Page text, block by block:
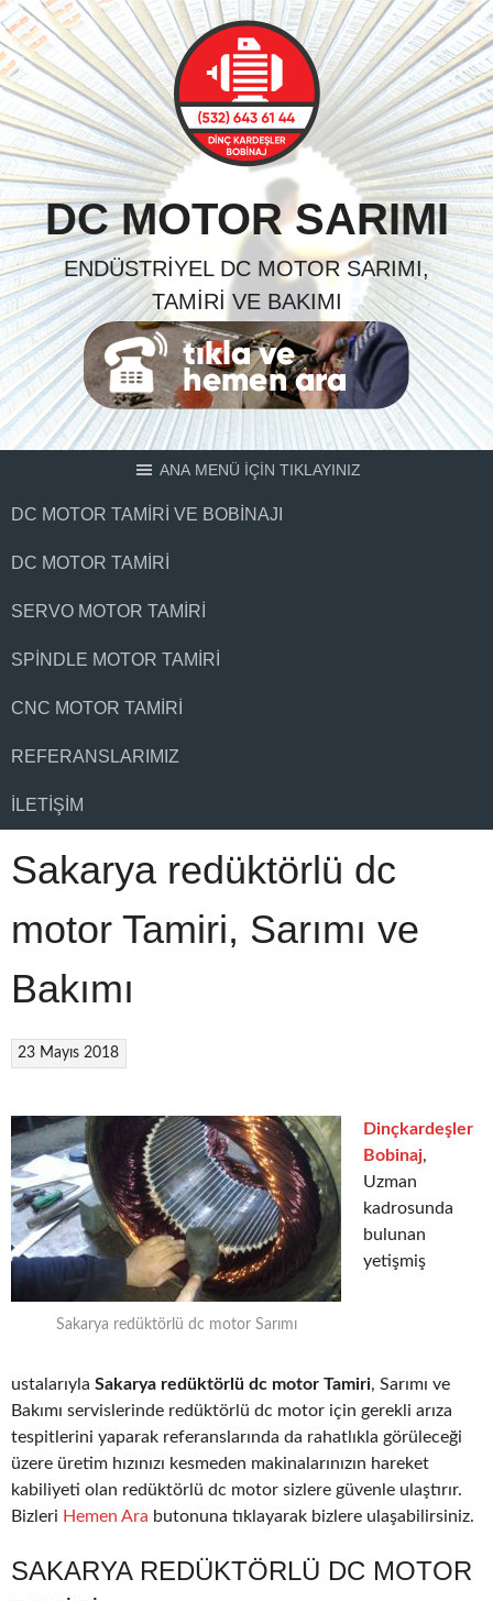
Skip
to
content
DC MOTOR SARIMI
ENDÜSTRIYEL DC MOTOR SARIMI,
TAMIRI VE BAKIMI
ANA MENÜ İÇİN TIKLAYINIZ
DC MOTOR TAMIRI VE BOBINAJI
DC MOTOR TAMIRI
SERVO MOTOR TAMIRI
SPINDLE MOTOR TAMIRI
CNC MOTOR TAMIRI
REFERANSLARIMIZ
İLETIŞIM
Sakarya redüktörlü dc
motor Tamiri, Sarımı ve
Bakımı
23 Mayıs 2018
Sakarya redüktörlü dc motor Sarımı
Dinçkardeşler
Bobinaj,
Uzman
kadrosunda
bulunan
yetişmiş
ustalarıyla Sakarya redüktörlü dc motor Tamiri, Sarımı ve
Bakımı servislerinde redüktörlü dc motor için gerekli arıza
tespitlerini yaparak referanslarında da rahatlıkla görüleceği
üzere üretim hızınızı kesmeden makinalarınızın hareket
kabiliyeti olan redüktörlü dc motor sizlere güvenle ulaştırır.
Bizleri Hemen Ara butonuna tıklayarak bizlere ulaşabilirsiniz.
SAKARYA REDÜKTÖRLÜ DC MOTOR